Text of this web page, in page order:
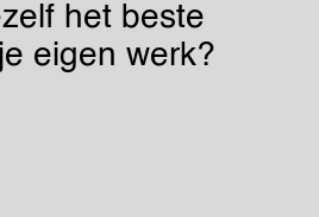
het beste
eigen werk?